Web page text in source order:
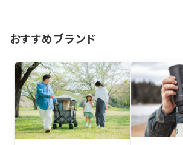
おすすめブランド